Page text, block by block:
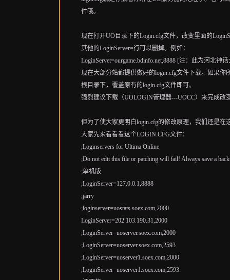
件哦。
现在打开UO目录下的Login.cfg文件，改变里面的
其他的LoginServer=行可以删掉。例如：
LoginServet=ourgame.bdinfo.net,8888 [注：此为河北神
现在大部分站都提供做好的login.cfg文件下载。如果
根目录下，覆盖原有的login.cfg文件即可。
强烈建议下载（UOLOGIN管理器---UOCC）来完成改
但为了使大家更明白login.cfg的修改原理，我们还是在
大家先来看看看这个LOGIN.CFG文件：
;Loginservers for Ultima Online
;Do not edit this file or patching will fail! Always save a
;单机版
;LoginServer=127.0.0.1,8888
;jarry
;loginserver=uostats.soex.com,2000
LoginServer=202.103.190.31,2000
;LoginServer=uoserver.soex.com,2000
;LoginServer=uoserver.soex.com,2593
;LoginServer=uoserver1.soex.com,2000
;LoginServer=uoserver1.soex.com,2593